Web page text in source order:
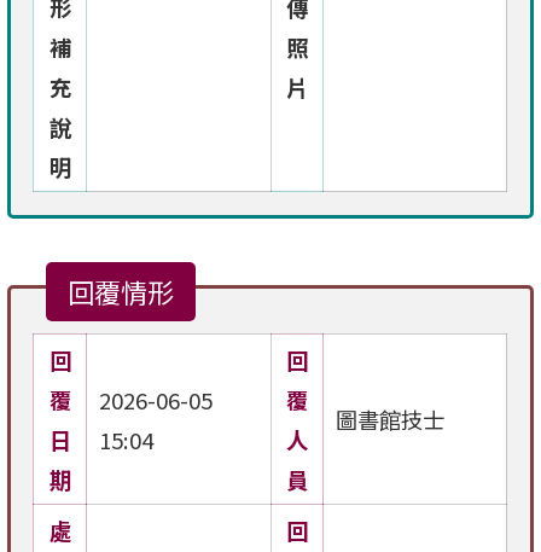
形
補
充
說
明
傳
照
片
回覆情形
回
覆
日
期
2026-06-05
15:04
回
覆
人
員
圖書館技士
處
回